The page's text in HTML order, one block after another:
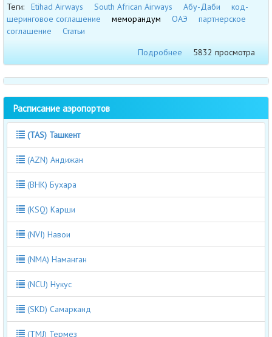
Теги: Etihad Airways South African Airways Абу-Даби
код-
шеринговое соглашение
меморандум ОАЭ
партнерское
соглашение
Статьи
Подробнее
5832 просмотра
Расписание аэропортов
(TAS) Ташкент
(AZN) Андижан
(BHK) Бухара
(KSQ) Карши
(NVI) Навои
(NMA) Наманган
(NCU) Нукус
(SKD) Самарканд
(TMJ) Термез